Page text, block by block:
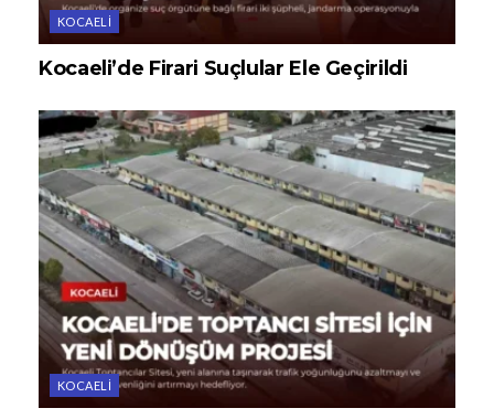
KOCAELI
Kocaeli’de Firari Suçlular Ele Geçirildi
KOCAELI